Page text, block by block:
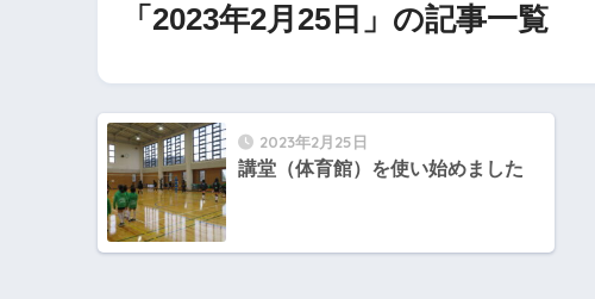
「2023年2月25日」の記事一覧
2023年2月25日
講堂（体育館）を使い始めました